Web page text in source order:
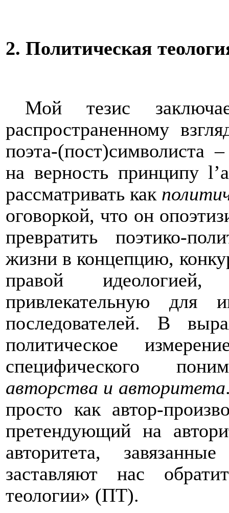
2. Политическая
Мой тезис
распространенному
поэта-(пост)символиста
на верность принципуl’
рассматривать как
оговоркой, что он
превратить поэтико-
жизни в концепцию,
правой
привлекательную для
последователей. В
политическое
специфического
авторства и авторитета
просто как автор-
претендующий на
авторитета,
заставляют нас
теологии» (ПТ).